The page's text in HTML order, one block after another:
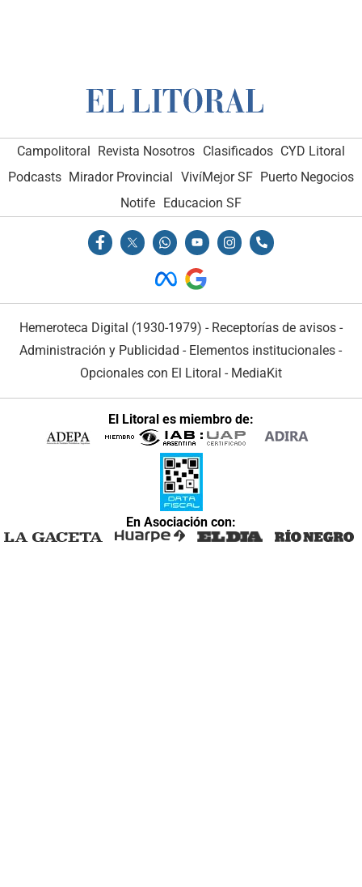
Campolitoral Revista Nosotros Clasificados CYD Litoral
Podcasts Mirador Provincial VivíMejor SF Puerto Negocios
Notife
Educacion SF
Hemeroteca Digital (1930-1979) - Receptorías de avisos -
Administración y Publicidad - Elementos institucionales -
Opcionales con El Litoral - MediaKit
El Litoral es miembro de:
En Asociación con: